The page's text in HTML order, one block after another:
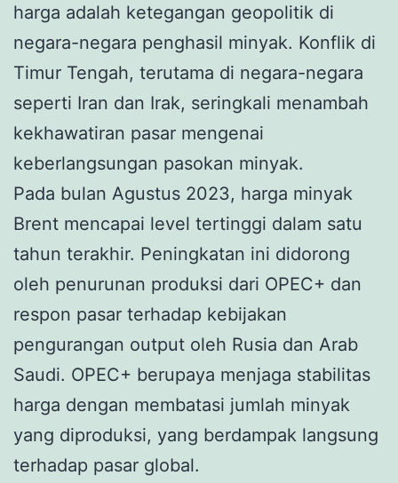
harga adalah ketegangan geopolitik di
negara-negara penghasil minyak. Konflik di
Timur Tengah, terutama di negara-negara
seperti Iran dan Irak, seringkali menambah
kekhawatiran pasar mengenai
keberlangsungan pasokan minyak.
Pada bulan Agustus 2023, harga minyak
Brent mencapai level tertinggi dalam satu
tahun terakhir. Peningkatan ini didorong
oleh penurunan produksi dari OPEC+ dan
respon pasar terhadap kebijakan
pengurangan output oleh Rusia dan Arab
Saudi. OPEC+ berupaya menjaga stabilitas
harga dengan membatasi jumlah minyak
yang diproduksi, yang berdampak langsung
terhadap pasar global.